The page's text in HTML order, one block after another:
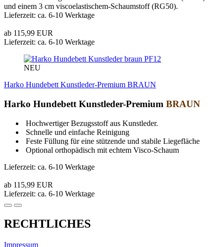
und einem 3 cm viscoelastischem-Schaumstoff (RG50).
Lieferzeit: ca. 6-10 Werktage
ab 115,99 EUR
Lieferzeit: ca. 6-10 Werktage
PF12
NEU
Harko Hundebett Kunstleder-Premium BRAUN
Harko Hundebett Kunstleder-Premium BRAUN
Hochwertiger Bezugsstoff aus Kunstleder.
Schnelle und einfache Reinigung
Feste Füllung für eine stützende und stabile Liegefläche
Optional orthopädisch mit echtem Visco-Schaum
Lieferzeit: ca. 6-10 Werktage
ab 115,99 EUR
Lieferzeit: ca. 6-10 Werktage
RECHTLICHES
Impressum